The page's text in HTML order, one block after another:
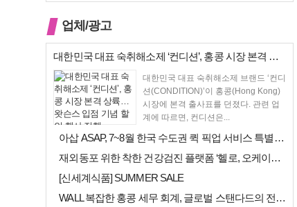
업체/광고
대한민국 대표 숙취해소제 ‘컨디션’, 홍콩 시장 본격 상륙… 왓슨스 입점…
대한민국 대표 숙취해소제 브랜드 ‘컨디
션(CONDITION)’이 홍콩(Hong Kong)
시장에 본격 출사표를 던졌다. 관련 업
계에 따르면, 컨디션은...
아삽 ASAP, 7~8월 한국 수도권 퀵 픽업 서비스 특별 프로모션 실시
재외동포 위한 착한 건강검진 플랫폼 ‘헬로, 오케이검진’ 서비스 개시
[신세계식품] SUMMER SALE
WALL 복잡한 홍콩 세무 회계, 글로벌 스탠다드의 전문가들이 답을 드립…